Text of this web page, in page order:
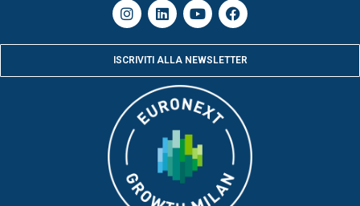
ISCRIVITI ALLA NEWSLETTER